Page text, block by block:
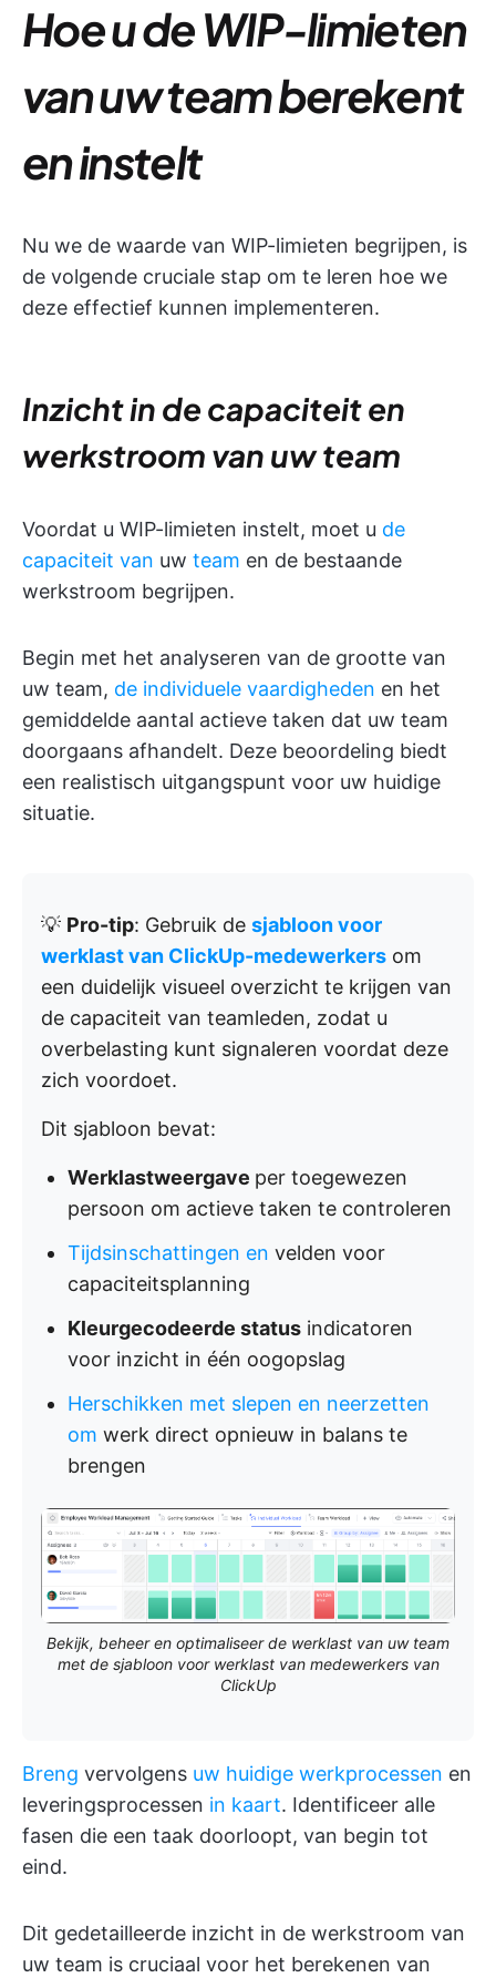
Hoe u de WIP-limieten
van uw team berekent
en instelt
Nu we de waarde van WIP-limieten begrijpen, is
de volgende cruciale stap om te leren hoe we
deze effectief kunnen implementeren.
Inzicht in de capaciteit en
werkstroom van uw team
Voordat u WIP-limieten instelt, moet u de
capaciteit van uw team en de bestaande
werkstroom begrijpen.
Begin met het analyseren van de grootte van
uw team, de individuele vaardigheden en het
gemiddelde aantal actieve taken dat uw team
doorgaans afhandelt. Deze beoordeling biedt
een realistisch uitgangspunt voor uw huidige
situatie.
💡 Pro-tip: Gebruik de sjabloon voor
werklast van ClickUp-medewerkers om
een duidelijk visueel overzicht te krijgen van
de capaciteit van teamleden, zodat u
overbelasting kunt signaleren voordat deze
zich voordoet.
Dit sjabloon bevat:
Werklastweergave per toegewezen
persoon om actieve taken te controleren
Tijdsinschattingen en velden voor
capaciteitsplanning
Kleurgecodeerde status indicatoren
voor inzicht in één oogopslag
Herschikken met slepen en neerzetten
om werk direct opnieuw in balans te
brengen
Bekijk, beheer en optimaliseer de werklast van uw team
met de sjabloon voor werklast van medewerkers van
ClickUp
Breng vervolgens uw huidige werkprocessen en
leveringsprocessen in kaart. Identificeer alle
fasen die een taak doorloopt, van begin tot
eind.
Dit gedetailleerde inzicht in de werkstroom van
uw team is cruciaal voor het berekenen van